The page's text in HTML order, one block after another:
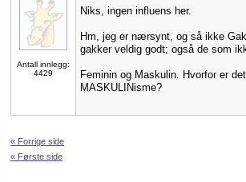
Antall innlegg:
4429
Niks, ingen influens her.
Hm, jeg er nærsynt, og så ikke
gakker veldig godt; også de som
Feminin og Maskulin. Hvorfor er
MASKULINisme?
« Forrige side
« Første side